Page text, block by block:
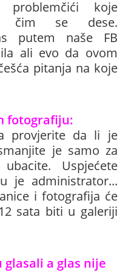
problemčići koje
čim se dese.
putem naše FB
ali evo da ovom
pitanja na koje
fotografiju:
provjerite da li je
je samo za
Uspjećete
administrator...
i fotografija će
sata biti u galeriji
a glas nije